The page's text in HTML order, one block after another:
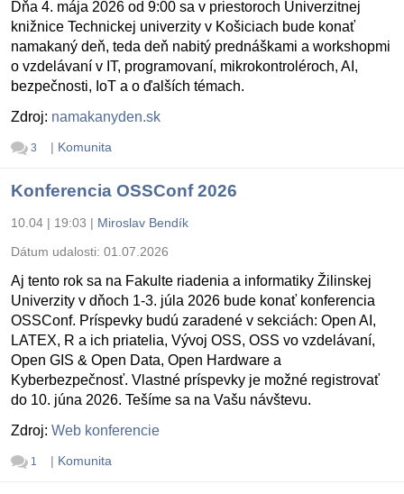
Dňa 4. mája 2026 od 9:00 sa v priestoroch Univerzitnej
knižnice Technickej univerzity v Košiciach bude konať
namakaný deň, teda deň nabitý prednáškami a workshopmi
o vzdelávaní v IT, programovaní, mikrokontroléroch, AI,
bezpečnosti, IoT a o ďalších témach.
Zdroj: namakanyden.sk
3 | Komunita
Konferencia OSSConf 2026
10.04 | 19:03 | Miroslav Bendík
Dátum udalosti: 01.07.2026
Aj tento rok sa na Fakulte riadenia a informatiky Žilinskej
Univerzity v dňoch 1-3. júla 2026 bude konať konferencia
OSSConf. Príspevky budú zaradené v sekciách: Open AI,
LATEX, R a ich priatelia, Vývoj OSS, OSS vo vzdelávaní,
Open GIS & Open Data, Open Hardware a
Kyberbezpečnosť. Vlastné príspevky je možné registrovať
do 10. júna 2026. Tešíme sa na Vašu návštevu.
Zdroj: Web konferencie
1 | Komunita